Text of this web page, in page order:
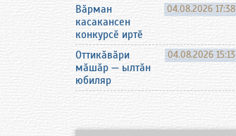
04.08.2026 17:38
Вӑрман
касакансен
конкурсӗ иртӗ
04.08.2026 15:13
Оттикӑвӑри
мӑшӑр — ылтӑн
юбиляр